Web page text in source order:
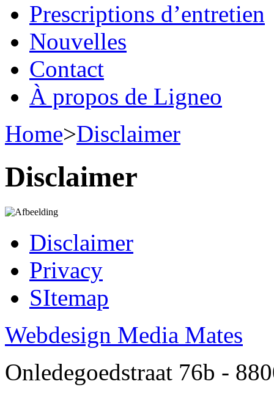
Prescriptions d’entretien
Nouvelles
Contact
À propos de Ligneo
Home>Disclaimer
Disclaimer
Disclaimer
Privacy
SItemap
Webdesign Media Mates
Onledegoedstraat 76b -